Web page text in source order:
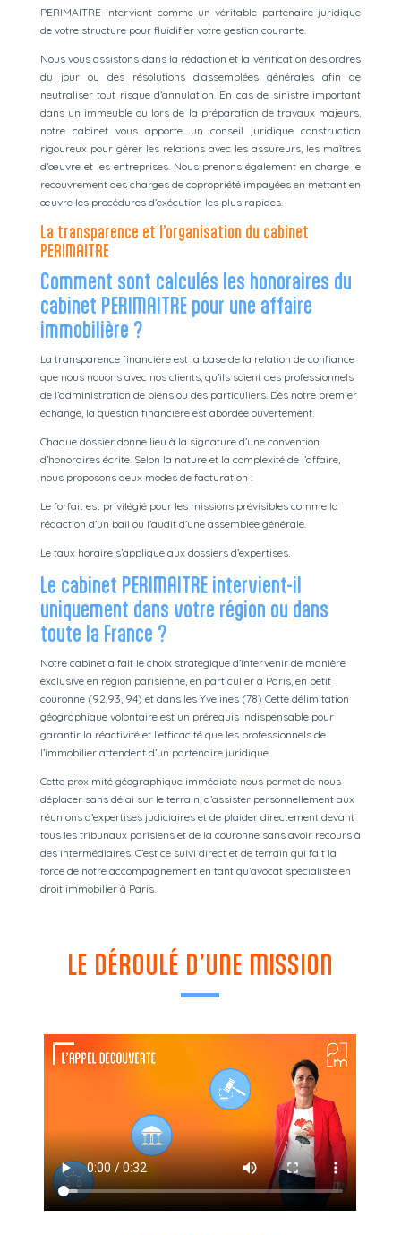
PERIMAITRE intervient comme un véritable partenaire juridique
de votre structure pour fluidifier votre gestion courante.
Nous vous assistons dans la rédaction et la vérification des ordres
du jour ou des résolutions d’assemblées générales afin de
neutraliser tout risque d’annulation. En cas de sinistre important
dans un immeuble ou lors de la préparation de travaux majeurs,
notre cabinet vous apporte un conseil juridique construction
rigoureux pour gérer les relations avec les assureurs, les maîtres
d’œuvre et les entreprises. Nous prenons également en charge le
recouvrement des charges de copropriété impayées en mettant en
œuvre les procédures d’exécution les plus rapides.
La transparence et l’organisation du cabinet
PERIMAITRE
Comment sont calculés les honoraires du
cabinet PERIMAITRE pour une affaire
immobilière ?
La transparence financière est la base de la relation de confiance
que nous nouons avec nos clients, qu’ils soient des professionnels
de l’administration de biens ou des particuliers. Dès notre premier
échange, la question financière est abordée ouvertement.
Chaque dossier donne lieu à la signature d’une convention
d’honoraires écrite. Selon la nature et la complexité de l’affaire,
nous proposons deux modes de facturation :
Le forfait est privilégié pour les missions prévisibles comme la
rédaction d’un bail ou l’audit d’une assemblée générale.
Le taux horaire s’applique aux dossiers d’expertises.
Le cabinet PERIMAITRE intervient-il
uniquement dans votre région ou dans
toute la France ?
Notre cabinet a fait le choix stratégique d’intervenir de manière
exclusive en région parisienne, en particulier à Paris, en petit
couronne (92,93, 94) et dans les Yvelines (78) Cette délimitation
géographique volontaire est un prérequis indispensable pour
garantir la réactivité et l’efficacité que les professionnels de
l’immobilier attendent d’un partenaire juridique.
Cette proximité géographique immédiate nous permet de nous
déplacer sans délai sur le terrain, d’assister personnellement aux
réunions d’expertises judiciaires et de plaider directement devant
tous les tribunaux parisiens et de la couronne sans avoir recours à
des intermédiaires. C’est ce suivi direct et de terrain qui fait la
force de notre accompagnement en tant qu’avocat spécialiste en
droit immobilier à Paris.
LE DÉROULÉ D’UNE MISSION